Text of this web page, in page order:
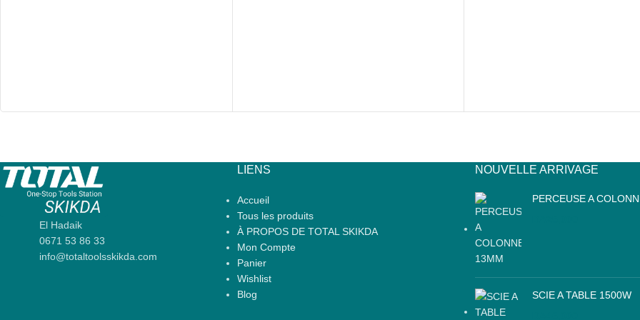
El Hadaik
0671 53 86 33
info@totaltoolsskikda.com
LIENS
Accueil
Tous les produits
À PROPOS DE TOTAL SKIKDA
Mon Compte
Panier
Wishlist
Blog
NOUVELLE ARRIVAGE
PERCEUSE A
SCIE A TABLE 1500W